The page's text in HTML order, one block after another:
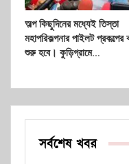
অল্প কিছুদিনের মধ্যেই তিস্তা
মহাপরিকল্পনার পাইলট প্রকল্পের
শুরু হবে। কুড়িগ্রামে…
সর্বশেষ খবর